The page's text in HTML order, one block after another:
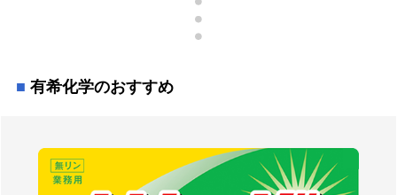
有希化学のおすすめ